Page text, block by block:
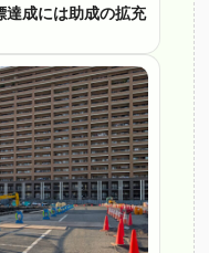
達成には助成の拡充